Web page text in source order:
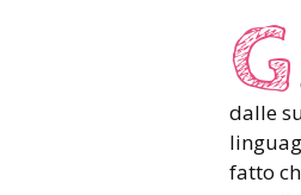
G
dalle
fatto